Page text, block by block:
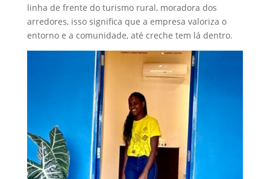
linha de frente do turismo rural, moradora dos
arredores, isso significa que a empresa valoriza o
entorno e a comunidade, até creche tem lá dentro.